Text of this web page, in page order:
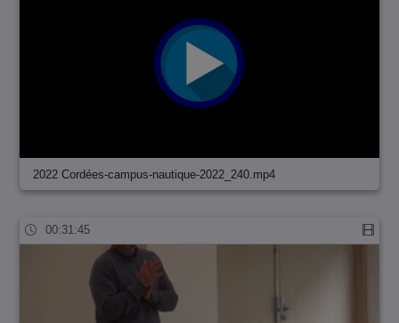
2022 Cordées-campus-nautique-2022_240.mp4
00:31:45